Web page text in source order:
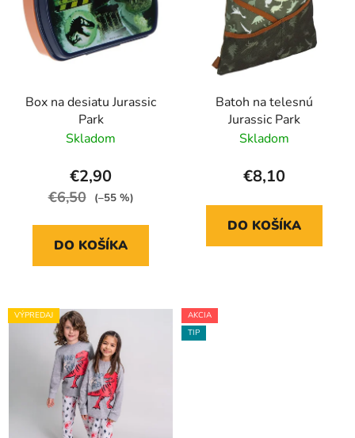
Box na desiatu Jurassic
Park
Skladom
€2,90
€6,50 (–55 %)
DO KOŠÍKA
Batoh na telesnú
Jurassic Park
Skladom
€8,10
DO KOŠÍKA
VÝPREDAJ
AKCIA
TIP